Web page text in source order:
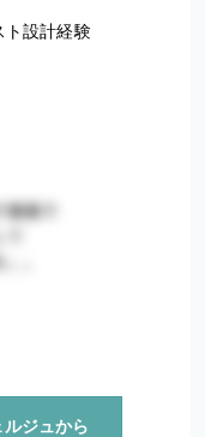
ト設計経験
ジュから